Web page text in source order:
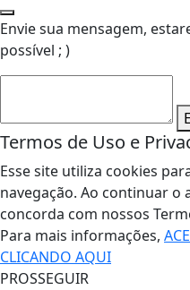
Envie sua mensagem,
possível ; )
Termos de Uso e
Esse site utiliza cookies
navegação. Ao continuar o
concorda com nossos
Para mais informações,
CLICANDO AQUI
PROSSEGUIR